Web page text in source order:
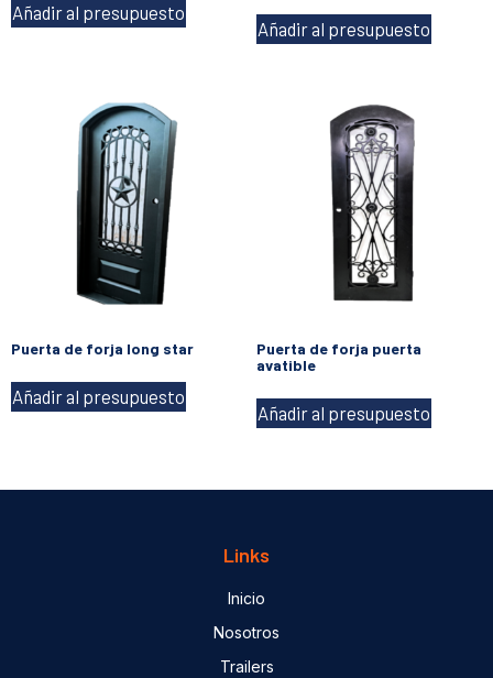
Añadir al presupuesto
Añadir al presupuesto
Puerta de forja long star
Añadir al presupuesto
Puerta de forja puerta
avatible
Añadir al presupuesto
Links
Inicio
Nosotros
Trailers